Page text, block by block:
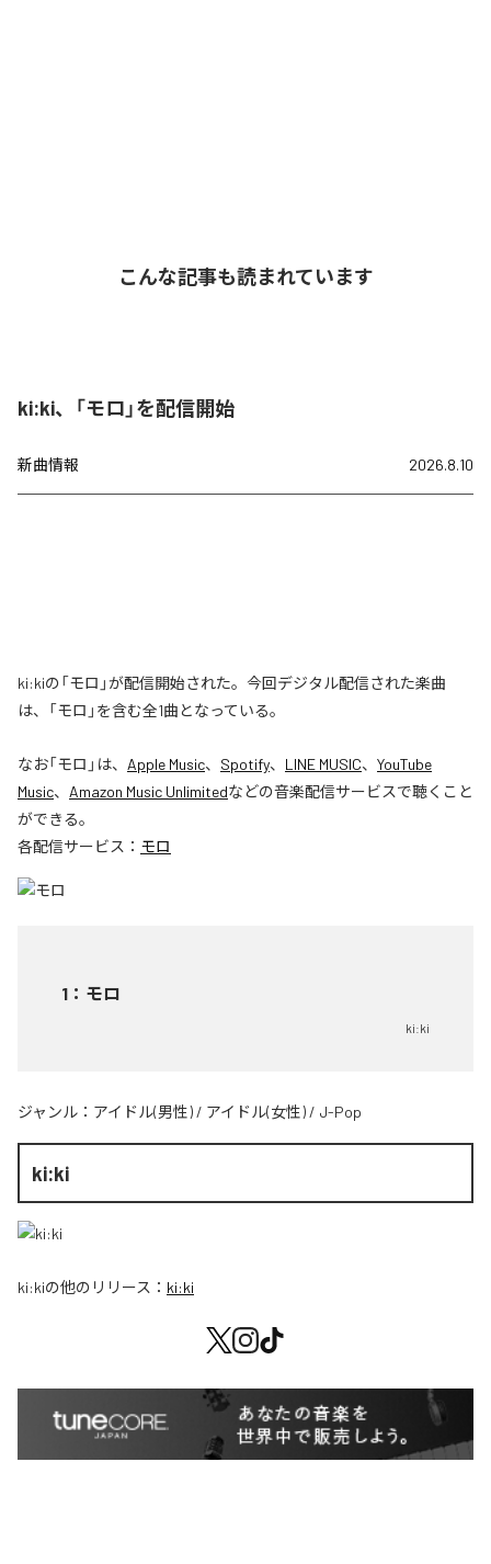
こんな記事も読まれています
ki:ki、「モロ」を配信開始
新曲情報 2026.8.10
ki:kiの「モロ」が配信開始された。今回デジタル配信された楽曲
は、「モロ」を含む全1曲となっている。
なお「モロ 」は、 Apple Music、 Spotify、 LINE MUSIC、 YouTube
Music、 Amazon Music Unlimitedなどの音楽配信サービスで聴くこと
ができる。
各配信サービス： モロ
1 ： モロ
ki:ki
ジャンル： アイドル(男性) / アイドル(女性) / J-Pop
ki:ki
ki:kiの他のリリース： ki:ki